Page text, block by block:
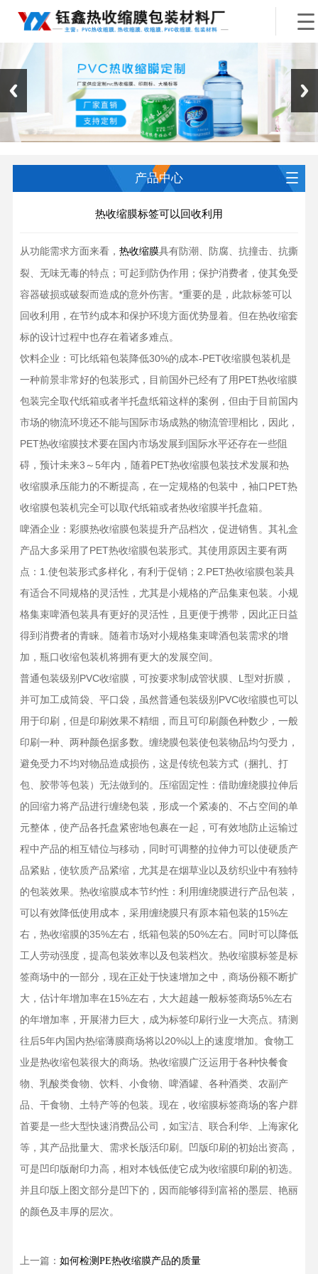
产品中心
热收缩膜标签可以回收利用
从功能需求方面来看， 热收缩膜具有防潮、防腐、抗撞击、抗撕
裂、无味无毒的特点；可起到防伪作用；保护消费者，使其免受
容器破损或破裂而造成的意外伤害。*重要的是，此款标签可以
回收利用，在节约成本和保护环境方面优势显着。但在热收缩套
标的设计过程中也存在着诸多难点。
饮料企业：可比纸箱包装降低30%的成本-PET收缩膜包装机是
一种前景非常好的包装形式，目前国外已经有了用PET热收缩膜
包装完全取代纸箱或者半托盘纸箱这样的案例，但由于目前国内
市场的物流环境还不能与国际市场成熟的物流管理相比，因此，
PET热收缩膜技术要在国内市场发展到国际水平还存在一些阻
碍，预计未来3～5年内，随着PET热收缩膜包装技术发展和热
收缩膜承压能力的不断提高，在一定规格的包装中，袖口PET热
收缩膜包装机完全可以取代纸箱或者热收缩膜半托盘箱。
啤酒企业：彩膜热收缩膜包装提升产品档次，促进销售。其礼盒
产品大多采用了PET热收缩膜包装形式。其使用原因主要有两
点：1.使包装形式多样化，有利于促销；2.PET热收缩膜包装具
有适合不同规格的灵活性，尤其是小规格的产品集束包装。小规
格集束啤酒包装具有更好的灵活性，且更便于携带，因此正日益
得到消费者的青睐。随着市场对小规格集束啤酒包装需求的增
加，瓶口收缩包装机将拥有更大的发展空间。
普通包装级别PVC收缩膜，可按要求制成管状膜、L型对折膜，
并可加工成筒袋、平口袋，虽然普通包装级别PVC收缩膜也可以
用于印刷，但是印刷效果不精细，而且可印刷颜色种数少，一般
印刷一种、两种颜色据多数。缠绕膜包装使包装物品均匀受力，
避免受力不均对物品造成损伤，这是传统包装方式（捆扎、打
包、胶带等包装）无法做到的。压缩固定性：借助缠绕膜拉伸后
的回缩力将产品进行缠绕包装，形成一个紧凑的、不占空间的单
元整体，使产品各托盘紧密地包裹在一起，可有效地防止运输过
程中产品的相互错位与移动，同时可调整的拉伸力可以使硬质产
品紧贴，使软质产品紧缩，尤其是在烟草业以及纺织业中有独特
的包装效果。热收缩膜成本节约性：利用缠绕膜进行产品包装，
可以有效降低使用成本，采用缠绕膜只有原本箱包装的15%左
右，热收缩膜的35%左右，纸箱包装的50%左右。同时可以降低
工人劳动强度，提高包装效率以及包装档次。热收缩膜标签是标
签商场中的一部分，现在正处于快速增加之中，商场份额不断扩
大，估计年增加率在15%左右，大大超越一般标签商场5%左右
的年增加率，开展潜力巨大，成为标签印刷行业一大亮点。猜测
往后5年内国内热缩薄膜商场将以20%以上的速度增加。食物工
业是热收缩包装很大的商场。热收缩膜广泛运用于各种快餐食
物、乳酸类食物、饮料、小食物、啤酒罐、各种酒类、农副产
品、干食物、土特产等的包装。现在，收缩膜标签商场的客户群
首要是一些大型快速消费品公司，如宝洁、联合利华、上海家化
等，其产品批量大、需求长版活印刷。凹版印刷的初始出资高，
可是凹印版耐印力高，相对本钱低使它成为收缩膜印刷的初选。
并且印版上图文部分是凹下的，因而能够得到富裕的墨层、艳丽
的颜色及丰厚的层次。
上一篇： 如何检测PE热收缩膜产品的质量